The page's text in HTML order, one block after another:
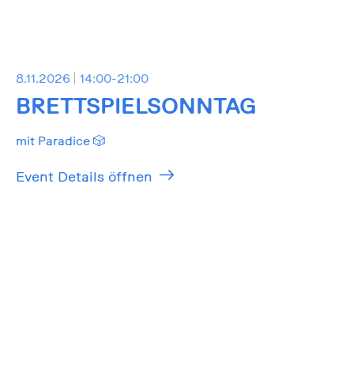
8.11.2026 14:00-21:00
BRETTSPIELSONNTAG
mit Paradice 🎲
Event Details öffnen